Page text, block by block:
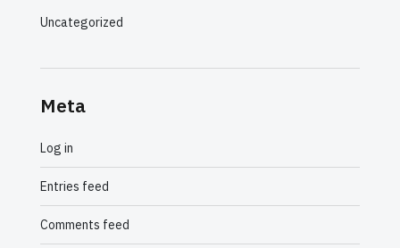
Uncategorized
Meta
Log in
Entries feed
Comments feed